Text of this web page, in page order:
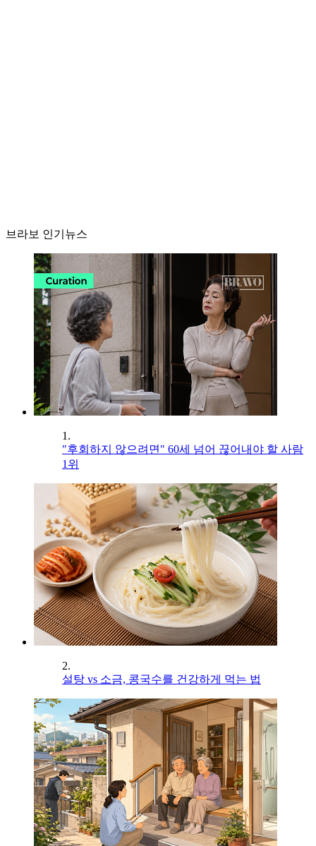
브라보 인기뉴스
1.
"후회하지 않으려면" 60세 넘어 끊어내야 할 사람
1위
2.
설탕 vs 소금, 콩국수를 건강하게 먹는 법